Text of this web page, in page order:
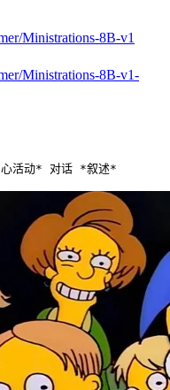
Ministrations-8B-v1
Ministrations-8B-v1-
活动* 对话 *叙述*